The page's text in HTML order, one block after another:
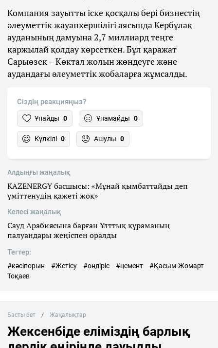
Компания зауытты іске қосқалы бері бизнестің
әлеуметтік жауапкершілігі аясында Кербұлақ
ауданының дамуына 2,7 миллиард теңге
қаржылай қолдау көрсеткен. Бұл қаражат
Сарыөзек – Көктал жолын жөндеуге және
аудандағы әлеуметтік жобаларға жұмсалды.
Сіздің реакцияңыз?
Ұнайды 0 Ұнамайды 0
Күлкілі 0 Ашулы 0
Алдыңғы жаңалық
KAZENERGY басшысы: «Мұнай қымбаттайды деп
үміттенудің қажеті жоқ»
Келесі жаңалық
Сауд Арабиясына барған Ұлттық құраманың
палуандары жеңіспен оралды
Тегтер:
#кәсіпорын #Жетісу #өндіріс #цемент
#Қасым-Жомарт
Тоқаев
Басты бет Жаңалықтар
Жексенбіде еліміздің барлық